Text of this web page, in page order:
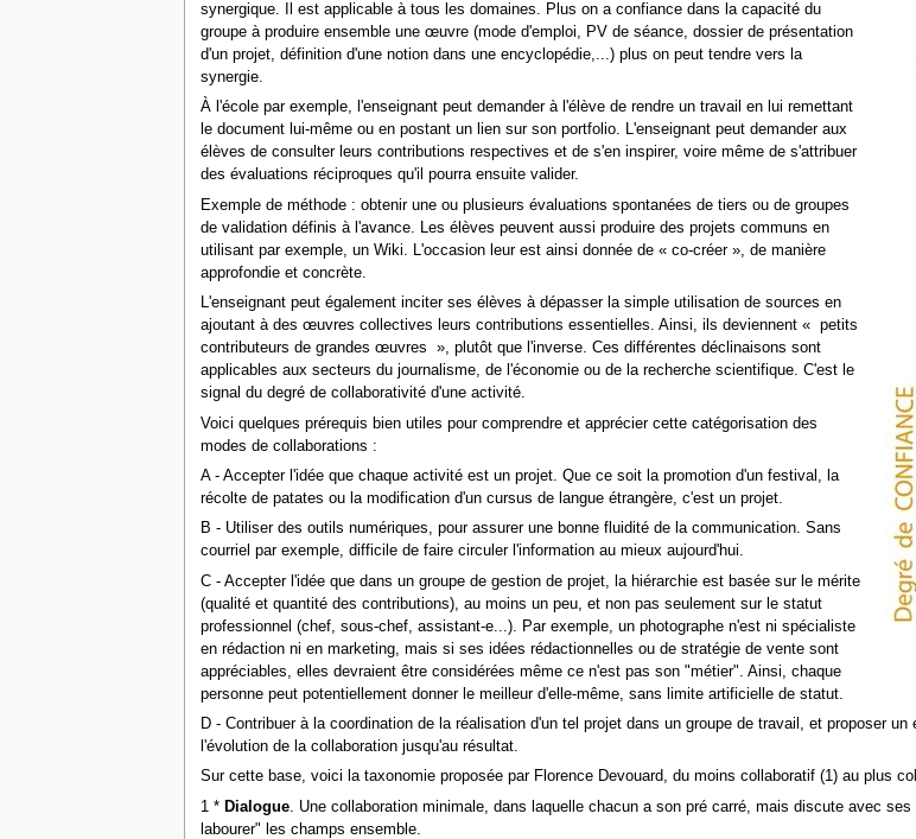
synergique. Il est applicable à tous les domaines. Plus on a confiance dans la capacité du
groupe à produire ensemble une œuvre (mode d'emploi, PV de séance, dossier de présentation
d'un projet, définition d'une notion dans une encyclopédie,...) plus on peut tendre vers la
synergie.
À l'école par exemple, l'enseignant peut demander à l'élève de rendre un travail en lui remettant
le document lui-même ou en postant un lien sur son portfolio. L'enseignant peut demander aux
élèves de consulter leurs contributions respectives et de s'en inspirer, voire même de s'attribuer
des évaluations réciproques qu'il pourra ensuite valider.
Exemple de méthode : obtenir une ou plusieurs évaluations spontanées de tiers ou de groupes
de validation définis à l'avance. Les élèves peuvent aussi produire des projets communs en
utilisant par exemple, un Wiki. L'occasion leur est ainsi donnée de « co-créer », de manière
approfondie et concrète.
L'enseignant peut également inciter ses élèves à dépasser la simple utilisation de sources en
ajoutant à des œuvres collectives leurs contributions essentielles. Ainsi, ils deviennent « petits
contributeurs de grandes œuvres », plutôt que l'inverse. Ces différentes déclinaisons sont
applicables aux secteurs du journalisme, de l'économie ou de la recherche scientifique. C'est le
signal du degré de collaborativité d'une activité.
Voici quelques prérequis bien utiles pour comprendre et apprécier cette catégorisation des
modes de collaborations :
A - Accepter l'idée que chaque activité est un projet. Que ce soit la promotion d'un festival, la
récolte de patates ou la modification d'un cursus de langue étrangère, c'est un projet.
B - Utiliser des outils numériques, pour assurer une bonne fluidité de la communication. Sans
courriel par exemple, difficile de faire circuler l'information au mieux aujourd'hui.
C - Accepter l'idée que dans un groupe de gestion de projet, la hiérarchie est basée sur le mérite
(qualité et quantité des contributions), au moins un peu, et non pas seulement sur le statut
professionnel (chef, sous-chef, assistant-e...). Par exemple, un photographe n'est ni spécialiste
en rédaction ni en marketing, mais si ses idées rédactionnelles ou de stratégie de vente sont
appréciables, elles devraient être considérées même ce n'est pas son "métier". Ainsi, chaque
personne peut potentiellement donner le meilleur d'elle-même, sans limite artificielle de statut.
D - Contribuer à la coordination de la réalisation d'un tel projet dans un groupe de travail, et proposer
l'évolution de la collaboration jusqu'au résultat.
Sur cette base, voici la taxonomie proposée par Florence Devouard, du moins collaboratif (1) au plus
1 * Dialogue. Une collaboration minimale, dans laquelle chacun a son pré carré, mais discute avec
labourer" les champs ensemble.